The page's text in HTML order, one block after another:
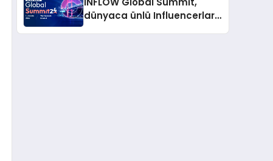
dünyaca ünlü Influencerları